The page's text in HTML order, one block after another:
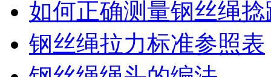
如何正确测量钢丝绳捻
钢丝绳拉力标准参照表